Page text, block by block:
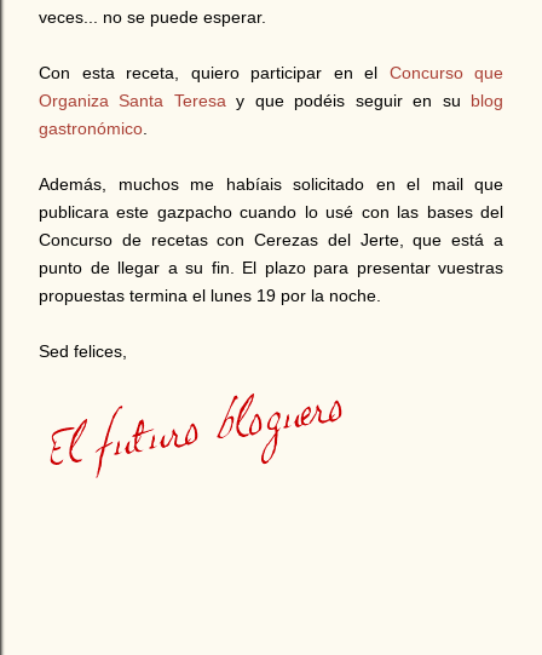
veces... no se puede esperar.
Con esta receta, quiero participar en el Concurso que
Organiza Santa Teresa y que podéis seguir en su blog
gastronómico
Además, muchos me habíais solicitado en el mail que
publicara este gazpacho cuando lo usé con las bases del
Concurso de recetas con Cerezas del Jerte, que está a
punto de llegar a su fin. El plazo para presentar vuestras
propuestas termina el lunes 19 por la noche.
Sed felices,